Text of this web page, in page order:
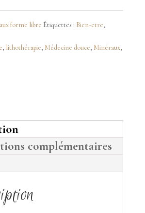
forme libre Étiquettes : Bien-etre,
, lithothérapie, Médecine douce, Minéraux,
complémentaires